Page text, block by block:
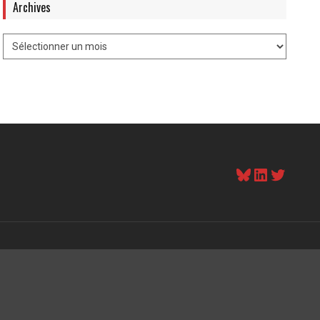
Archives
Bluesky